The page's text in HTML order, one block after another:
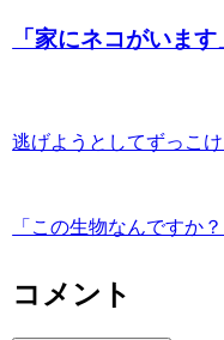
「家にネコがいま
逃げようとしてずっこ
「この生物なんですか？
コメント